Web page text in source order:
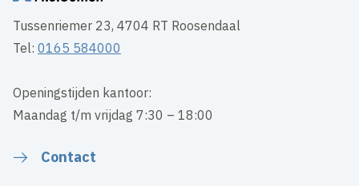
Tussenriemer 23, 4704 RT Roosendaal
Tel:0165 584000
Openingstijden kantoor:
Maandag t/m vrijdag 7:30 – 18:00
Contact